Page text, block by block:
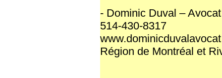
- Dominic Duval – Avocat
514-430-8317
Région de Montréal et